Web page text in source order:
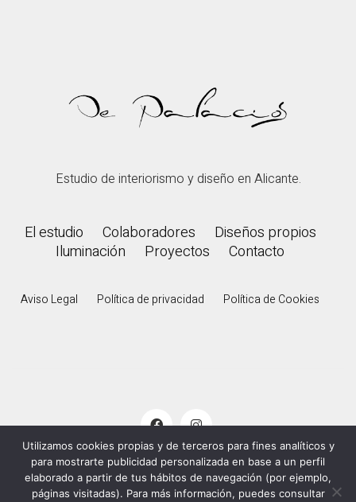
Estudio de interiorismo y diseño en Alicante.
El estudio Colaboradores
Diseños propios
Iluminación
Proyectos Contacto
Aviso Legal Política de privacidad Política de Cookies
© 2000 - 2026De Palacios. Todos los derechos
reservados.
Utilizamos cookies propias y de terceros para fines analíticos y
para mostrarte publicidad personalizada en base a un perfil
elaborado a partir de tus hábitos de navegación (por ejemplo,
páginas visitadas). Para más información, puedes consultar